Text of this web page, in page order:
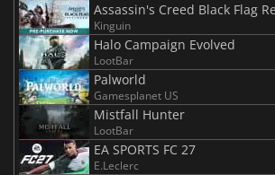
Assassin's Creed Black Flag
Kinguin
Halo Campaign Evolved
LootBar
Palworld
Gamesplanet US
Mistfall Hunter
LootBar
EA SPORTS FC 27
E.Leclerc